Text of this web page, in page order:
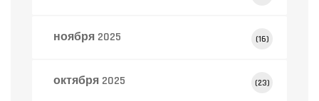
ноября 2025 (16)
октября 2025 (23)